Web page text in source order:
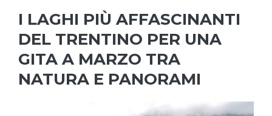
I LAGHI PIÙ AFFASCINANTI
DEL TRENTINO PER UNA
GITA A MARZO TRA
NATURA E PANORAMI